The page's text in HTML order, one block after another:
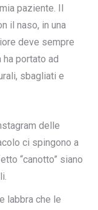
paziente. Il
il naso, in una
deve sempre
portato ad
sbagliati e
delle
ci spingono a
“canotto” siano
labbra che le